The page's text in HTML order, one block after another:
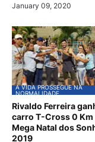
January 09, 2020
A VIDA PROSSEGUE NA
NORMALIDADE
Rivaldo Ferreira
carro T-Cross 0 Km
Mega Natal dos
2019